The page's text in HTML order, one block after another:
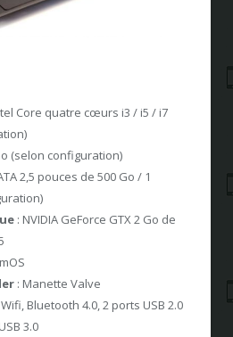
Core quatre cœurs i3 / i5 / i7
(selon configuration)
2,5 pouces de 500 Go / 1
: NVIDIA GeForce GTX 2 Go de
: Manette Valve
Wifi, Bluetooth 4.0, 2 ports USB 2.0
3.0